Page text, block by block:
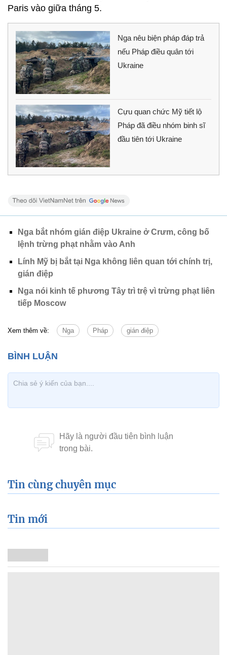
Paris vào giữa tháng 5.
Nga nêu biện pháp đáp trả
nếu Pháp điều quân tới
Ukraine
Cựu quan chức Mỹ tiết lộ
Pháp đã điều nhóm binh sĩ
đầu tiên tới Ukraine
Nga bắt nhóm gián điệp Ukraine ở Crưm, công bố
lệnh trừng phạt nhằm vào Anh
Lính Mỹ bị bắt tại Nga không liên quan tới chính trị,
gián điệp
Nga nói kinh tế phương Tây trì trệ vì trừng phạt liên
tiếp Moscow
Xem thêm về: Nga Pháp gián điệp
Tin cùng chuyên mục
Tin mới